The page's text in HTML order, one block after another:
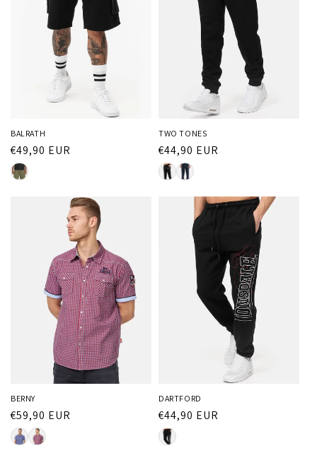
BALRATH
Normaler
Preis
€49,90 EUR
TWO TONES
Normaler
Preis
€44,90 EUR
BERNY
Normaler
Preis
€59,90 EUR
DARTFORD
Normaler
Preis
€44,90 EUR